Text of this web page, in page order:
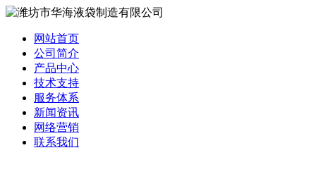
网站首页
公司简介
产品中心
技术支持
服务体系
新闻资讯
网络营销
联系我们